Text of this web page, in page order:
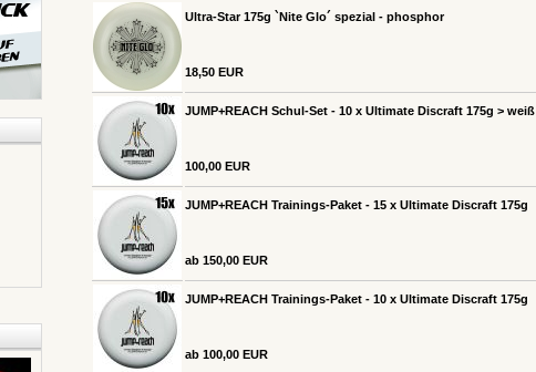
Ultra-Star 175g `Nite Glo´ spezial - phosphor
18,50 EUR
JUMP+REACH Schul-Set - 10 x Ultimate Discraft 175g > weiß
100,00 EUR
JUMP+REACH Trainings-Paket - 15 x Ultimate Discraft 175g
ab 150,00 EUR
JUMP+REACH Trainings-Paket - 10 x Ultimate Discraft 175g
ab 100,00 EUR